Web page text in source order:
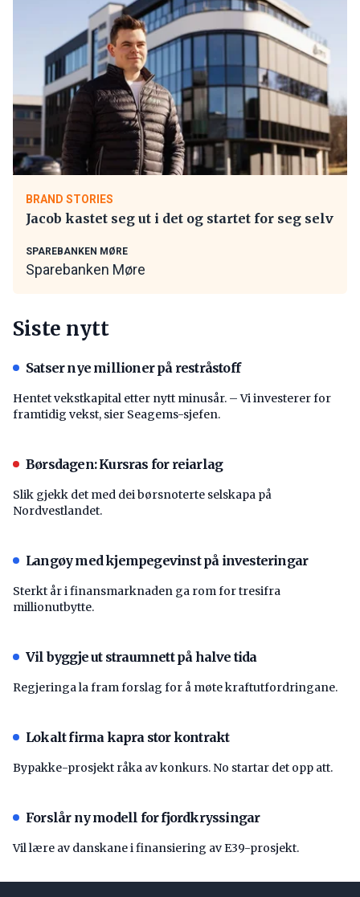
BRAND STORIES
Jacob kastet seg ut i det og startet for seg selv
SPAREBANKEN MØRE
Sparebanken Møre
Siste nytt
Satser nye millioner på restråstoff
Hentet vekstkapital etter nytt minusår. – Vi investerer for
framtidig vekst, sier Seagems-sjefen.
Børsdagen: Kursras for reiarlag
Slik gjekk det med dei børsnoterte selskapa på
Nordvestlandet.
Langøy med kjempegevinst på investeringar
Sterkt år i finansmarknaden ga rom for tresifra
millionutbytte.
Vil byggje ut straumnett på halve tida
Regjeringa la fram forslag for å møte kraftutfordringane.
Lokalt firma kapra stor kontrakt
Bypakke-prosjekt råka av konkurs. No startar det opp att.
Forslår ny modell for fjordkryssingar
Vil lære av danskane i finansiering av E39-prosjekt.